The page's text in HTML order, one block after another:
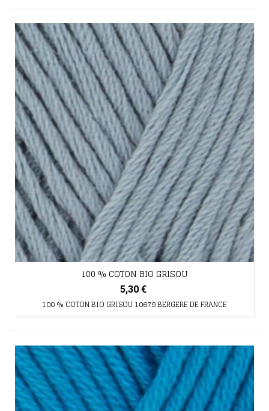
100 % COTON BIO GRISOU
5,30 €
100 % COTON BIO GRISOU 10679 BERGERE DE FRANCE